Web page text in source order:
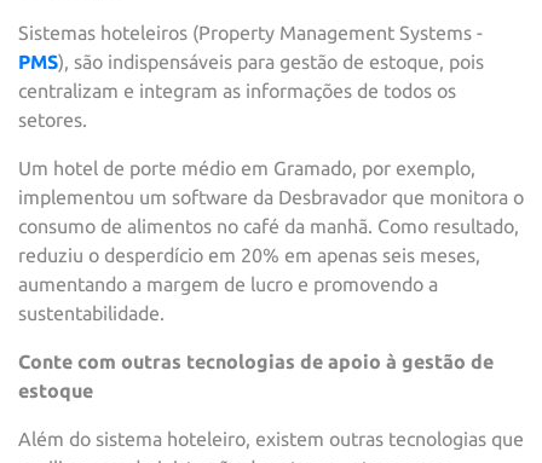
Sistemas hoteleiros (Property Management Systems -
PMS), são indispensáveis para gestão de estoque, pois
centralizam e integram as informações de todos os
setores.
Um hotel de porte médio em Gramado, por exemplo,
implementou um software da Desbravador que monitora o
consumo de alimentos no café da manhã. Como resultado,
reduziu o desperdício em 20% em apenas seis meses,
aumentando a margem de lucro e promovendo a
sustentabilidade.
Conte com outras tecnologias de apoio à gestão de
estoque
Além do sistema hoteleiro, existem outras tecnologias que